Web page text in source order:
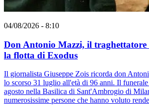
04/08/2026 - 8:10
Don Antonio Mazzi, il traghettatore
la flotta di Exodus
Il giornalista Giuseppe Zois ricorda don
lo scorso 31 luglio all'età di 96 anni. Il
agosto nella Basilica di Sant'Ambrogio di
numerosissime persone che hanno voluto